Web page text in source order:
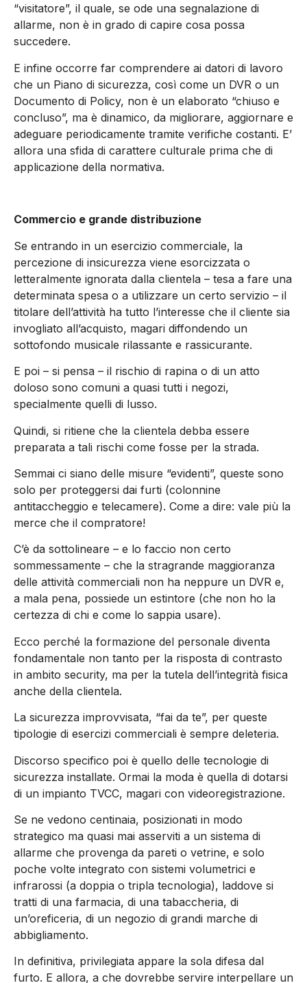
“visitatore”, il quale, se ode una segnalazione di
allarme, non è in grado di capire cosa possa
succedere.
E infine occorre far comprendere ai datori di lavoro
che un Piano di sicurezza, così come un DVR o un
Documento di Policy, non è un elaborato “chiuso e
concluso”, ma è dinamico, da migliorare, aggiornare e
adeguare periodicamente tramite verifiche costanti. E’
allora una sfida di carattere culturale prima che di
applicazione della normativa.
Commercio e grande distribuzione
Se entrando in un esercizio commerciale, la
percezione di insicurezza viene esorcizzata o
letteralmente ignorata dalla clientela – tesa a fare una
determinata spesa o a utilizzare un certo servizio – il
titolare dell’attività ha tutto l’interesse che il cliente sia
invogliato all’acquisto, magari diffondendo un
sottofondo musicale rilassante e rassicurante.
E poi – si pensa – il rischio di rapina o di un atto
doloso sono comuni a quasi tutti i negozi,
specialmente quelli di lusso.
Quindi, si ritiene che la clientela debba essere
preparata a tali rischi come fosse per la strada.
Semmai ci siano delle misure “evidenti”, queste sono
solo per proteggersi dai furti (colonnine
antitaccheggio e telecamere). Come a dire: vale più la
merce che il compratore!
C’è da sottolineare – e lo faccio non certo
sommessamente – che la stragrande maggioranza
delle attività commerciali non ha neppure un DVR e,
a mala pena, possiede un estintore (che non ho la
certezza di chi e come lo sappia usare).
Ecco perché la formazione del personale diventa
fondamentale non tanto per la risposta di contrasto
in ambito security, ma per la tutela dell’integrità fisica
anche della clientela.
La sicurezza improvvisata, “fai da te”, per queste
tipologie di esercizi commerciali è sempre deleteria.
Discorso specifico poi è quello delle tecnologie di
sicurezza installate. Ormai la moda è quella di dotarsi
di un impianto TVCC, magari con videoregistrazione.
Se ne vedono centinaia, posizionati in modo
strategico ma quasi mai asserviti a un sistema di
allarme che provenga da pareti o vetrine, e solo
poche volte integrato con sistemi volumetrici e
infrarossi (a doppia o tripla tecnologia), laddove si
tratti di una farmacia, di una tabaccheria, di
un’oreficeria, di un negozio di grandi marche di
abbigliamento.
In definitiva, privilegiata appare la sola difesa dal
furto. E allora, a che dovrebbe servire interpellare un